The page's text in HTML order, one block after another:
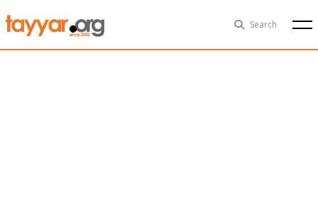
Search
Thu, Aug 6th 29°C